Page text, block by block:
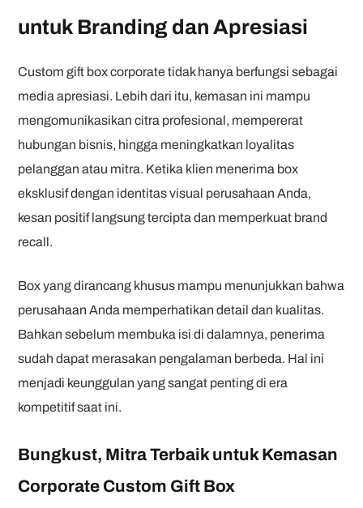
untuk Branding dan Apresiasi
Custom gift box corporate tidak hanya berfungsi sebagai
media apresiasi. Lebih dari itu, kemasan ini mampu
mengomunikasikan citra profesional, mempererat
hubungan bisnis, hingga meningkatkan loyalitas
pelanggan atau mitra. Ketika klien menerima box
eksklusif dengan identitas visual perusahaan Anda,
kesan positif langsung tercipta dan memperkuat brand
recall.
Box yang dirancang khusus mampu menunjukkan bahwa
perusahaan Anda memperhatikan detail dan kualitas.
Bahkan sebelum membuka isi di dalamnya, penerima
sudah dapat merasakan pengalaman berbeda. Hal ini
menjadi keunggulan yang sangat penting di era
kompetitif saat ini.
Bungkust, Mitra Terbaik untuk Kemasan
Corporate Custom Gift Box